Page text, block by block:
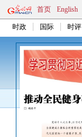
首页 English
时政 国际 时评